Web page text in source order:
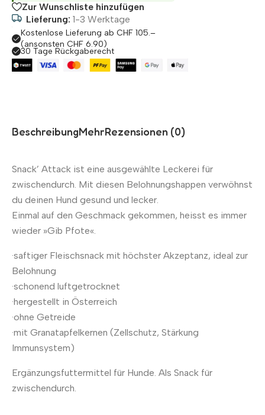
Zur Wunschliste hinzufügen
Lieferung: 1-3 Werktage
Kostenlose Lieferung ab CHF 105.–
(ansonsten CHF 6.90)
30 Tage Rückgaberecht
BeschreibungMehrRezensionen (0)
Snack’ Attack ist eine ausgewählte Leckerei für
zwischendurch. Mit diesen Belohnungshappen verwöhnst
du deinen Hund gesund und lecker.
Einmal auf den Geschmack gekommen, heisst es immer
wieder »Gib Pfote«.
·saftiger Fleischsnack mit höchster Akzeptanz, ideal zur
Belohnung
·schonend luftgetrocknet
·hergestellt in Österreich
·ohne Getreide
·mit Granatapfelkernen (Zellschutz, Stärkung
Immunsystem)
Ergänzungsfuttermittel für Hunde. Als Snack für
zwischendurch.